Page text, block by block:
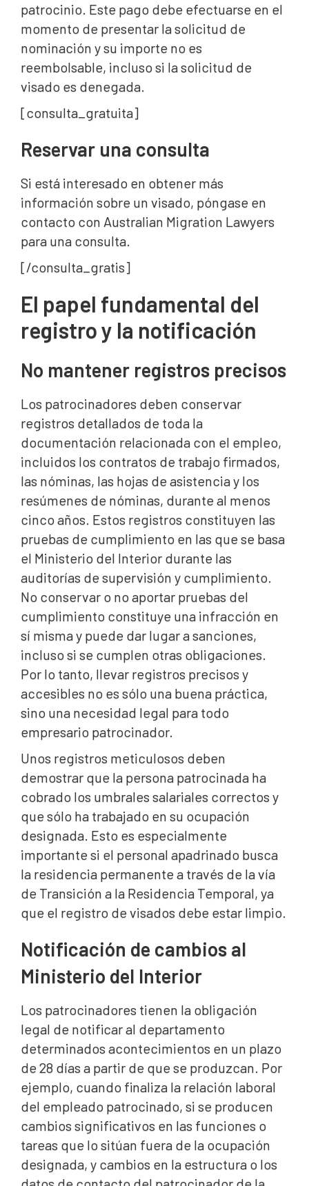
patrocinio. Este pago debe efectuarse en el
momento de presentar la solicitud de
nominación y su importe no es
reembolsable, incluso si la solicitud de
visado es denegada.
[consulta_gratuita]
Reservar una consulta‍
Si está interesado en obtener más
información sobre un visado, póngase en
contacto con Australian Migration Lawyers
para una consulta.
[/consulta_gratis]
El papel fundamental del
registro y la notificación
No mantener registros precisos
Los patrocinadores deben conservar
registros detallados de toda la
documentación relacionada con el empleo,
incluidos los contratos de trabajo firmados,
las nóminas, las hojas de asistencia y los
resúmenes de nóminas, durante al menos
cinco años. Estos registros constituyen las
pruebas de cumplimiento en las que se basa
el Ministerio del Interior durante las
auditorías de supervisión y cumplimiento.
No conservar o no aportar pruebas del
cumplimiento constituye una infracción en
sí misma y puede dar lugar a sanciones,
incluso si se cumplen otras obligaciones.
Por lo tanto, llevar registros precisos y
accesibles no es sólo una buena práctica,
sino una necesidad legal para todo
empresario patrocinador.
Unos registros meticulosos deben
demostrar que la persona patrocinada ha
cobrado los umbrales salariales correctos y
que sólo ha trabajado en su ocupación
designada. Esto es especialmente
importante si el personal apadrinado busca
la residencia permanente a través de la vía
de Transición a la Residencia Temporal, ya
que el registro de visados debe estar limpio.
Notificación de cambios al
Ministerio del Interior
Los patrocinadores tienen la obligación
legal de notificar al departamento
determinados acontecimientos en un plazo
de 28 días a partir de que se produzcan. Por
ejemplo, cuando finaliza la relación laboral
del empleado patrocinado, si se producen
cambios significativos en las funciones o
tareas que lo sitúan fuera de la ocupación
designada, y cambios en la estructura o los